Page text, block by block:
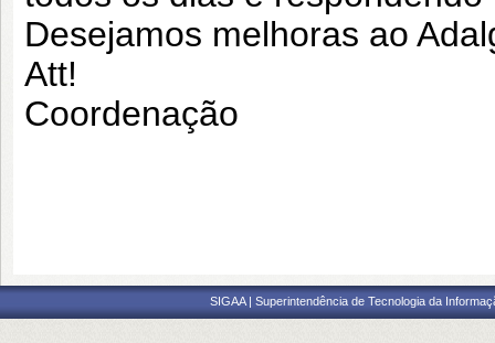
Desejamos melhoras ao
Att!
Coordenação
SIGAA | Superintendência de Tecnologia da